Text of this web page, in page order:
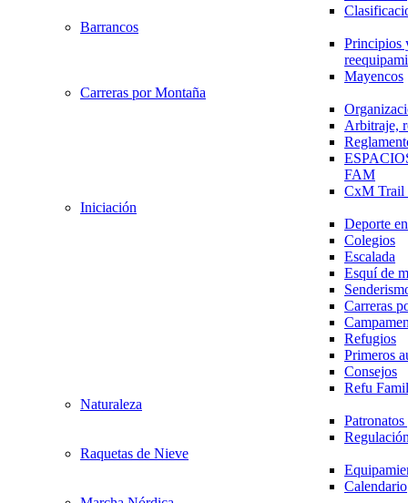
Barrancos
Principios
Mayencos
Carreras por Montaña
Arbitraje,
FAM
CxM
Iniciación
Deporte
Colegios
Escalada
Esquí de
Carreras
Refugios
Primeros
Consejos
Refu
Naturaleza
Raquetas de Nieve
Calendario